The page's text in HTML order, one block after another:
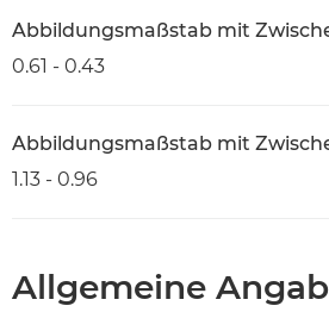
Abbildungsmaßstab mit
0.61 - 0.43
Abbildungsmaßstab mit
1.13 - 0.96
Allgemeine